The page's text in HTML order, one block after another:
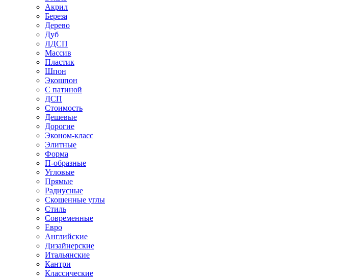
Акрил
Береза
Дерево
Дуб
ЛДСП
Массив
Пластик
Шпон
Экошпон
С патиной
ДСП
Стоимость
Дешевые
Дорогие
Эконом-класс
Элитные
Форма
П-образные
Угловые
Прямые
Радиусные
Скошенные углы
Стиль
Современные
Евро
Английские
Дизайнерские
Итальянские
Кантри
Классические